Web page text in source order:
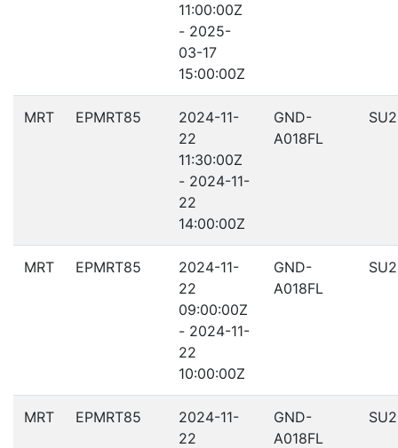
11:00:00Z
- 2025-
03-17
15:00:00Z
MRT EPMRT85
2024-11-
22
11:30:00Z
- 2024-11-
22
14:00:00Z
GND-
A018FL
MRT EPMRT85
2024-11-
22
09:00:00Z
- 2024-11-
22
10:00:00Z
GND-
A018FL
MRT EPMRT85
2024-11-
22
GND-
A018FL